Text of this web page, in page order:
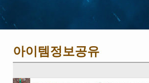
아이템정보공유